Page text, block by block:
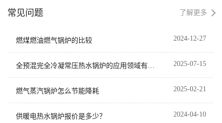
常见问题 了解更多
燃煤燃油燃气锅炉的比较 2024-12-27
全预混完全冷凝常压热水锅炉的应用领域有哪
些？
2025-07-15
燃气蒸汽锅炉怎么节能降耗 2025-02-21
供暖电热水锅炉报价是多少？ 2024-04-10